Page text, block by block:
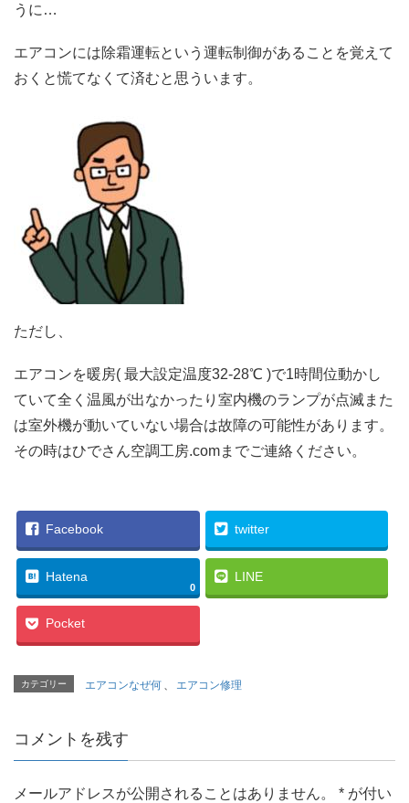
うに…
エアコンには除霜運転という運転制御があることを覚えて
おくと慌てなくて済むと思ういます。
ただし、
エアコンを暖房( 最大設定温度32-28℃ )で1時間位動かし
ていて全く温風が出なかったり室内機のランプが点滅また
は室外機が動いていない場合は故障の可能性があります。
その時はひでさん空調工房.comまでご連絡ください。
Facebook twitter
Hatena
0
LINE
Pocket
カテゴリー エアコンなぜ何 、 エアコン修理
コメントを残す
メールアドレスが公開されることはありません。 * が付い